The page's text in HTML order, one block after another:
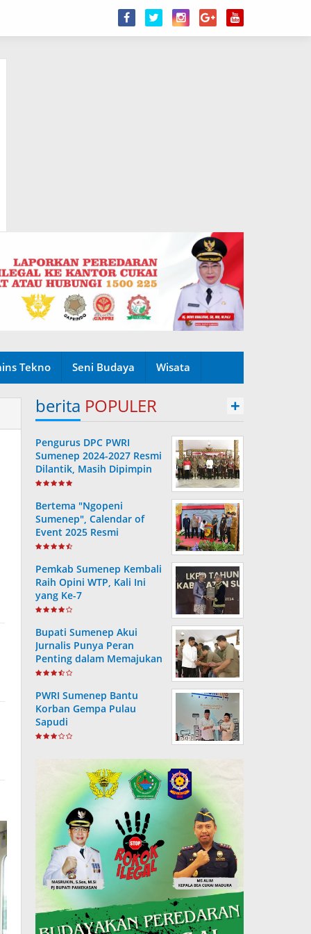
Tekno Seni Budaya Wisata
berita POPULER +
Pengurus DPC PWRI
Sumenep 2024-2027 Resmi
Dilantik, Masih Dipimpin
Rusydiyono
Bertema "Ngopeni
Sumenep", Calendar of
Event 2025 Resmi
Diluncurkan
Pemkab Sumenep Kembali
Raih Opini WTP, Kali Ini
yang Ke-7
Bupati Sumenep Akui
Jurnalis Punya Peran
Penting dalam Memajukan
Daerah
PWRI Sumenep Bantu
Korban Gempa Pulau
Sapudi